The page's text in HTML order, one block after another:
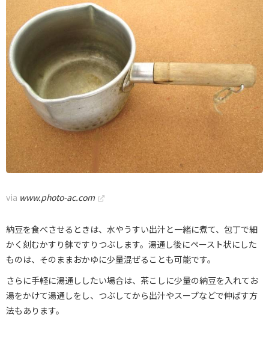
via www.photo-ac.com
納豆を食べさせるときは、水やうすい出汁と一緒に煮て、包丁で細
かく刻むかすり鉢ですりつぶします。湯通し後にペースト状にした
ものは、そのままおかゆに少量混ぜることも可能です。
さらに手軽に湯通ししたい場合は、茶こしに少量の納豆を入れてお
湯をかけて湯通しをし、つぶしてから出汁やスープなどで伸ばす方
法もあります。